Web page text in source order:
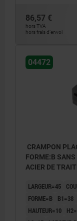
1) Position de
3) Vis sans tête
86,57 €
hors TVA
hors frais d’envoi
04472
CRAMPON
FORME:B
ACIER DE
LARGEUR=45
FORME=B
B1=38
HAUTEUR=10